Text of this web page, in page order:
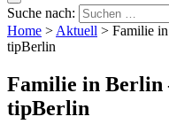
Suche nach:
Home > Aktuell > Familie
tipBerlin
Familie in Berlin
tipBerlin